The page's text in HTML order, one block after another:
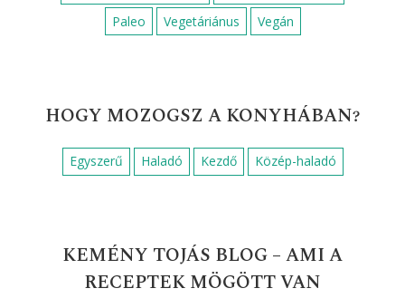
Paleo
Vegetáriánus Vegán
HOGY MOZOGSZ A KONYHÁBAN?
Egyszerű Haladó Kezdő Közép-haladó
KEMÉNY TOJÁS BLOG – AMI A
RECEPTEK MÖGÖTT VAN